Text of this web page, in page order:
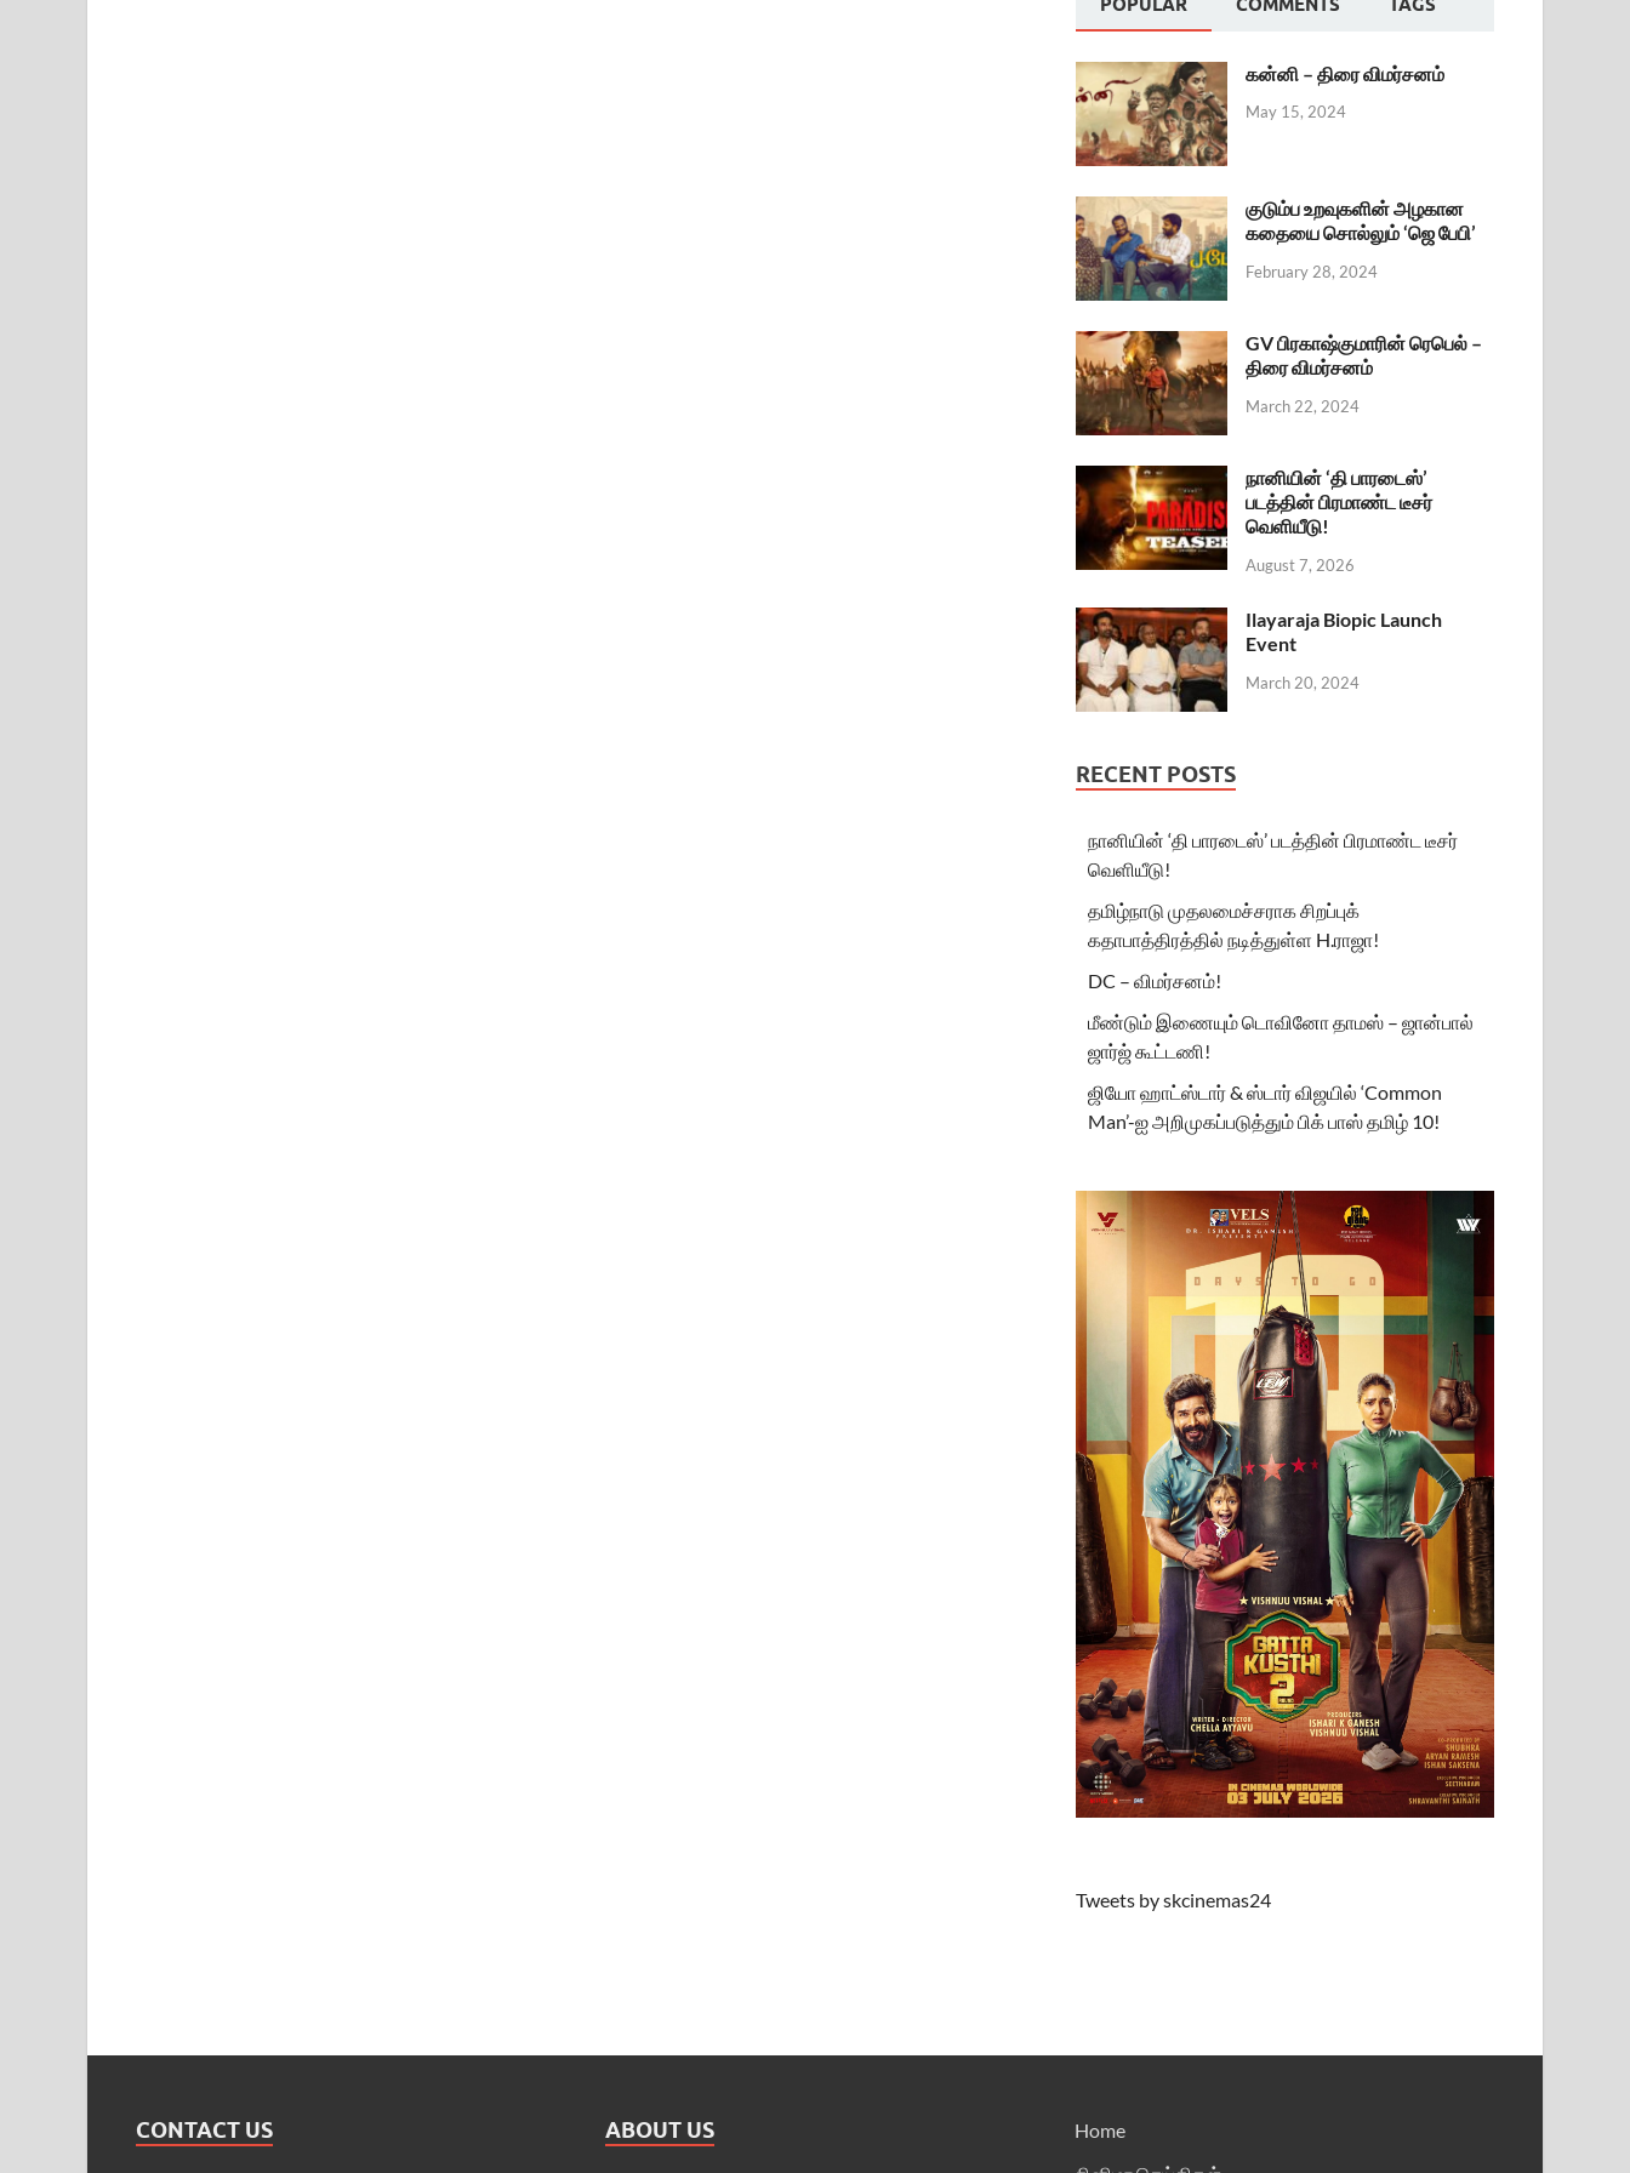
POPULAR COMMENTS TAGS
கன்னி – திரை விமர்சனம்
May 15, 2024
குடும்ப உறவுகளின் அழகான
கதையை சொல்லும் ‘ஜெ பேபி’
February 28, 2024
GV பிரகாஷ்குமாரின் ரெபெல் –
திரை விமர்சனம்
March 22, 2024
நானியின் ‘தி பாரடைஸ்’
படத்தின் பிரமாண்ட டீசர்
வெளியீடு!
August 7, 2026
Ilayaraja Biopic Launch
Event
March 20, 2024
RECENT POSTS
நானியின் ‘தி பாரடைஸ்’ படத்தின் பிரமாண்ட டீசர்
வெளியீடு!
தமிழ்நாடு முதலமைச்சராக சிறப்புக்
கதாபாத்திரத்தில் நடித்துள்ள H.ராஜா!
DC – விமர்சனம்!
மீண்டும் இணையும் டொவினோ தாமஸ் – ஜான்பால்
ஜார்ஜ் கூட்டணி!
ஜியோ ஹாட்ஸ்டார் & ஸ்டார் விஜயில் ‘Common
Man’-ஐ அறிமுகப்படுத்தும் பிக் பாஸ் தமிழ் 10!
Tweets by skcinemas24
CONTACT US ABOUT US
Home